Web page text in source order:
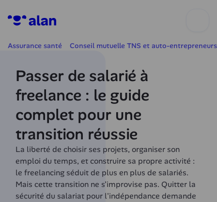
Assurance santé Conseil mutuelle TNS et auto-entrepreneurs
Passer de salarié à
freelance : le guide
complet pour une
transition réussie
La liberté de choisir ses projets, organiser son
emploi du temps, et construire sa propre activité :
le freelancing séduit de plus en plus de salariés.
Mais cette transition ne s'improvise pas. Quitter la
sécurité du salariat pour l'indépendance demande